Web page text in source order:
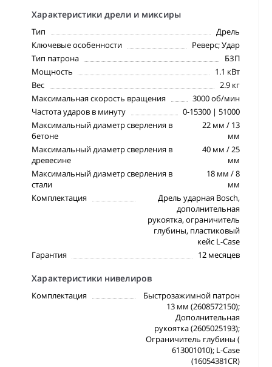
Характеристики дрели и миксиры
Тип
Дрель
Ключевые особенности
Реверс; Удар
Тип патрона
БЗП
Мощность
1.1 кВт
Вес
2.9 кг
Максимальная скорость вращения
3000 об/мин
Частота ударов в минуту
0-15300 | 51000
Максимальный диаметр сверления в
бетоне
22 мм / 13
мм
Максимальный диаметр сверления в
древесине
40 мм / 25
мм
Максимальный диаметр сверления в
стали
18 мм / 8
мм
Комплектация
Дрель ударная Bosch,
дополнительная
рукоятка, ограничитель
глубины, пластиковый
кейс L-Case
Гарантия
12 месяцев
Характеристики нивелиров
Комплектация
Быстрозажимной патрон
13 мм (2608572150);
Дополнительная
рукоятка (2605025193);
Ограничитель глубины (
613001010); L-Case
(16054381CR)